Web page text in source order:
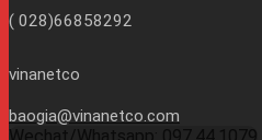
( 028)66858292
vinanetco
baogia@vinanetco.com